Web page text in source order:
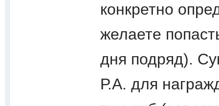
конкретно
желаете
дня подряд).
Р.А. для